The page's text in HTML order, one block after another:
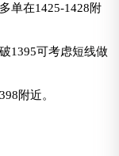
单在1425-1428附
1395可考虑短线做
附近。